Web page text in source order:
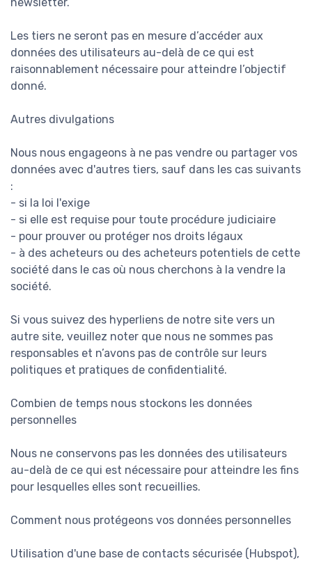
newsletter.
Les tiers ne seront pas en mesure d’accéder aux
données des utilisateurs au-delà de ce qui est
raisonnablement nécessaire pour atteindre l’objectif
donné.
Autres divulgations
Nous nous engageons à ne pas vendre ou partager vos
données avec d'autres tiers, sauf dans les cas suivants
:
- si la loi l'exige
- si elle est requise pour toute procédure judiciaire
- pour prouver ou protéger nos droits légaux
- à des acheteurs ou des acheteurs potentiels de cette
société dans le cas où nous cherchons à la vendre la
société.
Si vous suivez des hyperliens de notre site vers un
autre site, veuillez noter que nous ne sommes pas
responsables et n’avons pas de contrôle sur leurs
politiques et pratiques de confidentialité.
Combien de temps nous stockons les données
personnelles
Nous ne conservons pas les données des utilisateurs
au-delà de ce qui est nécessaire pour atteindre les fins
pour lesquelles elles sont recueillies.
Comment nous protégeons vos données personnelles
Utilisation d'une base de contacts sécurisée (Hubspot),